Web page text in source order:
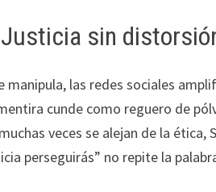
sin
manipula, las redes sociales
cunde como reguero de
veces se alejan de la
perseguirás” no repite la